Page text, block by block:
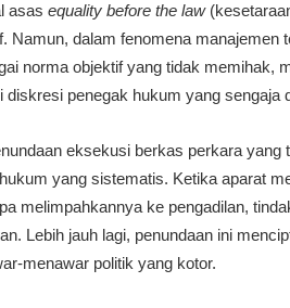
asas equality before the law
Namun, dalam fenomena manajemen
norma objektif yang tidak memihak,
penegak hukum yang sengaja
eksekusi berkas perkara yang
yang sistematis. Ketika aparat
melimpahkannya ke pengadilan,
Lebih jauh lagi, penundaan ini
menawar politik yang kotor.